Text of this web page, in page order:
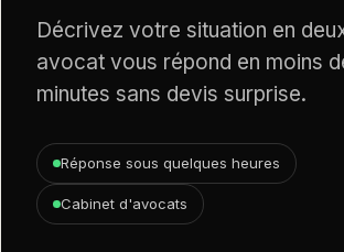
Décrivez votre situation en
avocat vous répond en moins
minutes sans devis surprise.
Réponse sous quelques heures
Cabinet d'avocats